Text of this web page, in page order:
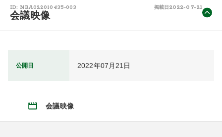
ID: NRA022010435-003 掲載日 2022-07-21
会議映像
公開日 2022年07月21日
会議映像